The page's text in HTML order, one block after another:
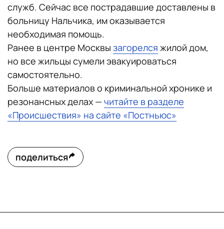
служб. Сейчас все пострадавшие доставлены в
больницу Нальчика, им оказывается
необходимая помощь.
Ранее в центре Москвы загорелся жилой дом,
но все жильцы сумели эвакуироваться
самостоятельно.
Больше материалов о криминальной хронике и
резонансных делах — читайте в разделе
«Происшествия» на сайте «Постньюс»
поделиться